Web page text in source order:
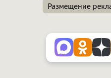
Размещение